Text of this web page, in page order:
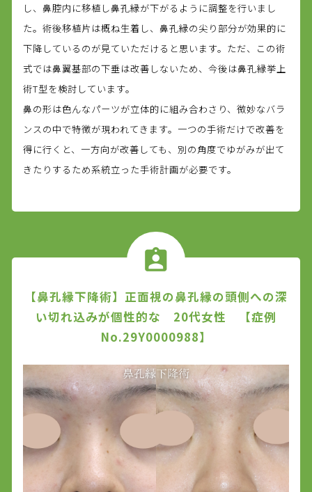
し、鼻腔内に移植し鼻孔縁が下がるように調整を行いまし
た。術後移植片は概ね生着し、鼻孔縁の尖り部分が効果的に
下降しているのが見ていただけると思います。ただ、この術
式では鼻翼基部の下垂は改善しないため、今後は鼻孔縁挙上
術T型を検討しています。
鼻の形は色んなパーツが立体的に組み合わさり、微妙なバラ
ンスの中で特徴が現われてきます。一つの手術だけで改善を
得に行くと、一方向が改善しても、別の角度でゆがみが出て
きたりするため系統立った手術計画が必要です。
【鼻孔縁下降術】正面視の鼻孔縁の頭側への深
い切れ込みが個性的な 20代女性 【症例
No.29Y0000988】